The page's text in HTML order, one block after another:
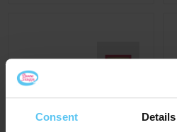
Consent Details